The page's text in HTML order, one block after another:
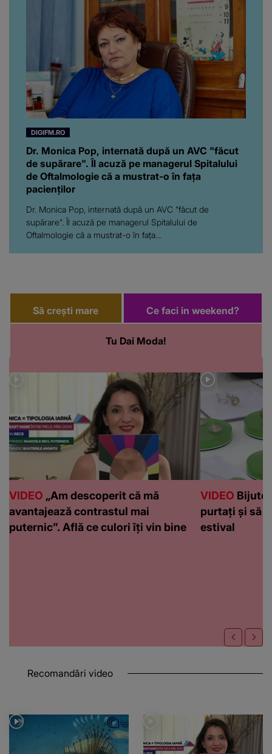
DIGIFM.RO
Dr. Monica Pop, internată după un AVC "făcut
de supărare". Îl acuză pe managerul Spitalului
de Oftalmologie că a mustrat-o în fața
pacienților
Dr. Monica Pop, internată după un AVC "făcut de
supărare". Îl acuză pe managerul Spitalului de
Oftalmologie că a mustrat-o în fața...
Să crești mare
Tu Dai Moda!
Ce faci in weekend?
VIDEO „Am descoperit că mă
avantajează contrastul mai
puternic”. Află ce culori îți vin bine
VIDEO
purtați și să
estival
Recomandări video